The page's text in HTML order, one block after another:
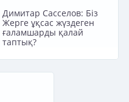
Димитар Сасселов: Біз
Жерге ұқсас жүздеген
ғаламшарды қалай
таптық?